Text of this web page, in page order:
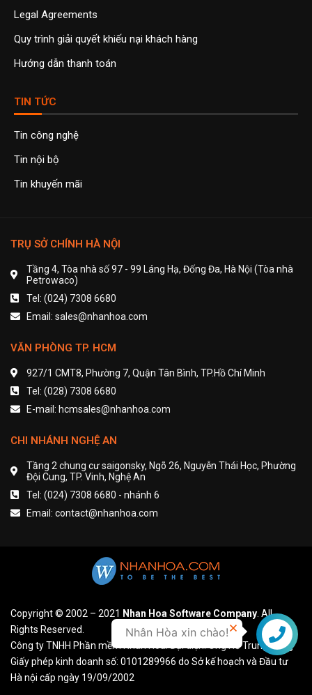
Legal Agreements
Quy trình giải quyết khiếu nại khách hàng
Hướng dẫn thanh toán
TIN TỨC
Tin công nghệ
Tin nội bộ
Tin khuyến mãi
TRỤ SỞ CHÍNH HÀ NỘI
Tầng 4, Tòa nhà số 97 - 99 Láng Hạ, Đống Đa, Hà Nội (Tòa nhà
Petrowaco)
Tel: (024) 7308 6680
Email: sales@nhanhoa.com
VĂN PHÒNG TP. HCM
927/1 CMT8, Phường 7, Quận Tân Bình, TP.Hồ Chí Minh
Tel: (028) 7308 6680
E-mail: hcmsales@nhanhoa.com
CHI NHÁNH NGHỆ AN
Tầng 2 chung cư saigonsky, Ngõ 26, Nguyễn Thái Học, Phường
Đội Cung, TP. Vinh, Nghệ An
Tel: (024) 7308 6680 - nhánh 6
Email: contact@nhanhoa.com
Copyright © 2002 – 2021 Nhan Hoa Software Company. All
Rights Reserved.
Công ty TNHH Phần mềm Nhân Hòa. Đại diện: Ông Hồ Trung Dũng
Giấy phép kinh doanh số: 0101289966 do Sở kế hoạch và Đầu tư
Hà nội cấp ngày 19/09/2002
Liên hệ
Nhân Hòa xin chào!